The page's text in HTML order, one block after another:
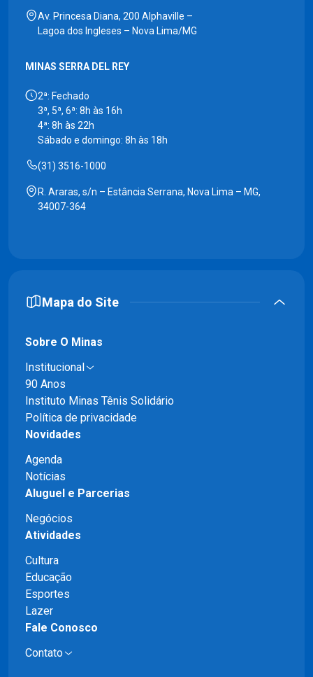
Av. Princesa Diana, 200 Alphaville –
Lagoa dos Ingleses – Nova Lima/MG
MINAS SERRA DEL REY
2ª: Fechado
3ª, 5ª, 6ª: 8h às 16h
4ª: 8h às 22h
Sábado e domingo: 8h às 18h
(31) 3516-1000
R. Araras, s/n – Estância Serrana, Nova Lima – MG,
34007-364
Mapa do Site
Sobre O Minas
Institucional
90 Anos
Instituto Minas Tênis Solidário
Política de privacidade
Novidades
Agenda
Notícias
Aluguel e Parcerias
Negócios
Atividades
Cultura
Educação
Esportes
Lazer
Fale Conosco
Contato